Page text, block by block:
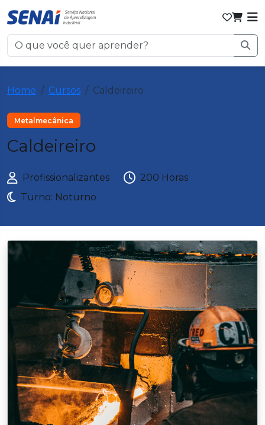
Home Cursos Caldeireiro
Metalmecânica
Caldeireiro
Profissionalizantes
200 Horas
Turno: Noturno